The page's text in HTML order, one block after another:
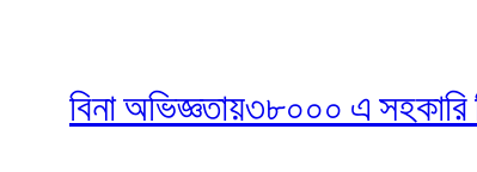
বিনা অভিজ্ঞতায়৩৮০০০ এ সহকারি